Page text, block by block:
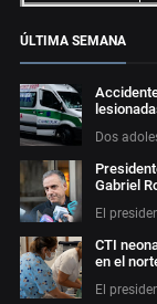
ÚLTIMA SEMANA
Dos
Gabriel
El
CTI
en el
El